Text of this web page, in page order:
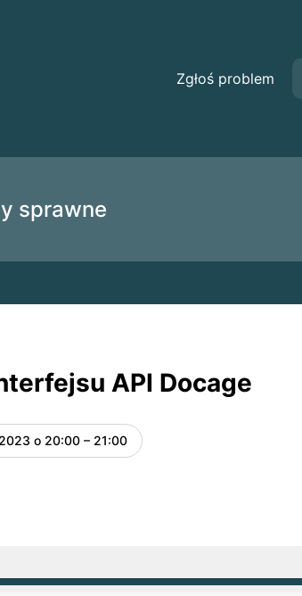
Zgłoś problem
sprawne
API Docage
o 20:00 – 21:00 UTC
AM